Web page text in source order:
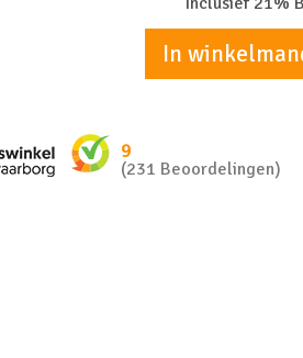
In
Thuiswinkel waarborg
9
(231 Beoordelingen)